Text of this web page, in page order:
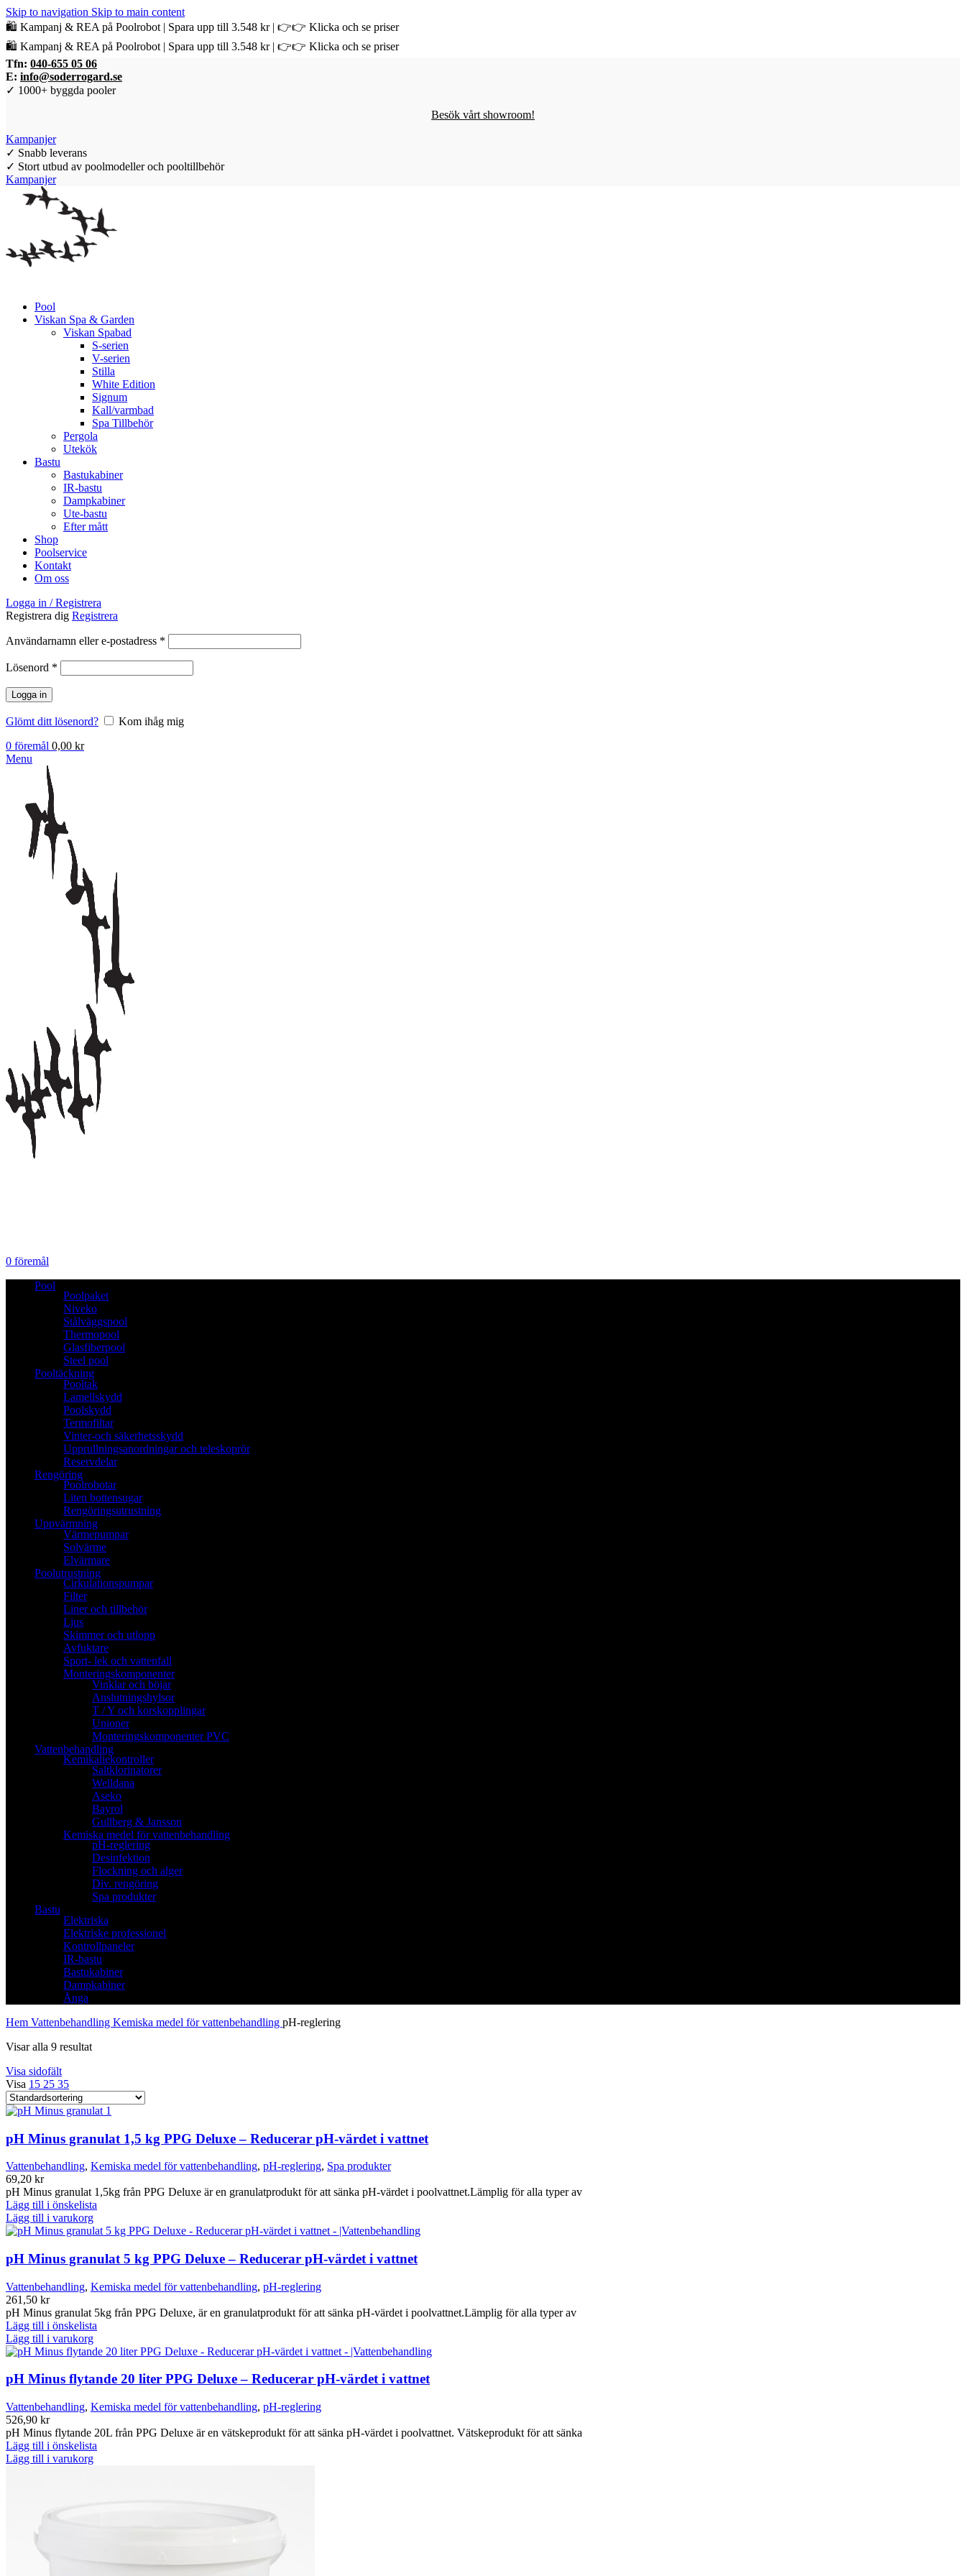
Skip to navigation Skip to main content
🛍️ Kampanj & REA på Poolrobot | Spara upp till 3.548 kr | 👉👉 Klicka och se priser
🛍️ Kampanj & REA på Poolrobot | Spara upp till 3.548 kr | 👉👉 Klicka och se priser
Tfn: 040-655 05 06
E: info@soderrogard.se
✓ 1000+ byggda pooler
Besök vårt showroom!
Kampanjer
✓ Snabb leverans
✓ Stort utbud av poolmodeller och pooltillbehör
Kampanjer
Pool
Viskan Spa & Garden
Viskan Spabad
S-serien
V-serien
Stilla
White Edition
Signum
Kall/varmbad
Spa Tillbehör
Pergola
Utekök
Bastu
Bastukabiner
IR-bastu
Dampkabiner
Ute-bastu
Efter mått
Shop
Poolservice
Kontakt
Om oss
Logga in / Registrera
Registrera dig Registrera
Användarnamn eller e-postadress *
Lösenord *
Logga in
Glömt ditt lösenord?
Kom ihåg mig
0 föremål 0,00 kr
Menu
0 föremål
Pool
Poolpaket
Niveko
Stålväggspool
Thermopool
Glasfiberpool
Steel pool
Pooltäckning
Pooltak
Lamellskydd
Poolskydd
Termofiltar
Vinter-och säkerhetsskydd
Upprullningsanordningar och teleskoprör
Reservdelar
Rengöring
Poolrobotar
Liten bottensugar
Rengöringsutrustning
Uppvärmning
Värmepumpar
Solvärme
Elvärmare
Poolutrustning
Cirkulationspumpar
Filter
Liner och tillbehör
Ljus
Skimmer och utlopp
Avfuktare
Sport- lek och vattenfall
Monteringskomponenter
Vinklar och böjar
Anslutningshylsor
T / Y och korskopplingar
Unioner
Monteringskomponenter PVC
Vattenbehandling
Kemikaliekontroller
Saltklorinatorer
Welldana
Aseko
Bayrol
Gullberg & Jansson
Kemiska medel för vattenbehandling
pH-reglering
Desinfektion
Flockning och alger
Div. rengöring
Spa produkter
Bastu
Elektriska
Elektriske professionel
Kontrollpaneler
IR-bastu
Bastukabiner
Dampkabiner
Ånga
Hem Vattenbehandling Kemiska medel för vattenbehandling pH-reglering
Visar alla 9 resultat
Visa sidofält
Visa 15 25 35
pH Minus granulat 1,5 kg PPG Deluxe – Reducerar pH-värdet i vattnet
Vattenbehandling, Kemiska medel för vattenbehandling, pH-reglering, Spa produkter
69,20 kr
pH Minus granulat 1,5kg från PPG Deluxe är en granulatprodukt för att sänka pH-värdet i poolvattnet.Lämplig för alla typer av
Lägg till i önskelista
Lägg till i varukorg
pH Minus granulat 5 kg PPG Deluxe – Reducerar pH-värdet i vattnet
Vattenbehandling, Kemiska medel för vattenbehandling, pH-reglering
261,50 kr
pH Minus granulat 5kg från PPG Deluxe, är en granulatprodukt för att sänka pH-värdet i poolvattnet.Lämplig för alla typer av
Lägg till i önskelista
Lägg till i varukorg
pH Minus flytande 20 liter PPG Deluxe – Reducerar pH-värdet i vattnet
Vattenbehandling, Kemiska medel för vattenbehandling, pH-reglering
526,90 kr
pH Minus flytande 20L från PPG Deluxe är en vätskeprodukt för att sänka pH-värdet i poolvattnet. Vätskeprodukt för att sänka
Lägg till i önskelista
Lägg till i varukorg